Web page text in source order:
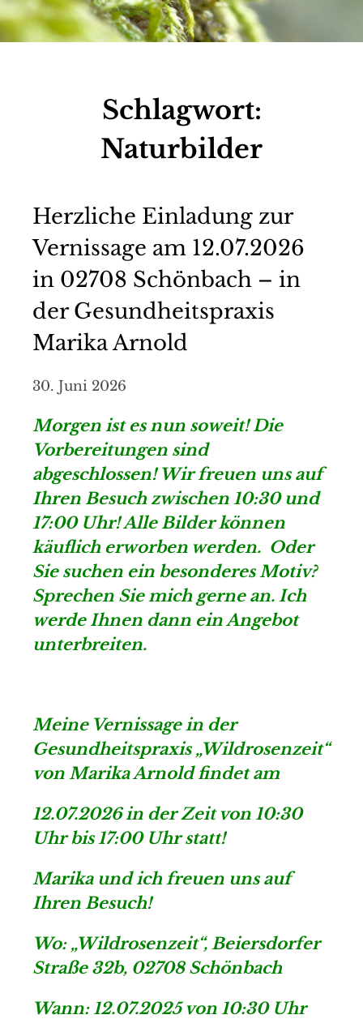
Schlagwort:
Naturbilder
Herzliche Einladung zur
Vernissage am 12.07.2026
in 02708 Schönbach – in
der Gesundheitspraxis
Marika Arnold
30. Juni 2026
Morgen ist es nun soweit! Die
Vorbereitungen sind
abgeschlossen! Wir freuen uns auf
Ihren Besuch zwischen 10:30 und
17:00 Uhr! Alle Bilder können
käuflich erworben werden. Oder
Sie suchen ein besonderes Motiv?
Sprechen Sie mich gerne an. Ich
werde Ihnen dann ein Angebot
unterbreiten.
Meine Vernissage in der
Gesundheitspraxis „Wildrosenzeit“
von Marika Arnold findet am
12.07.2026 in der Zeit von 10:30
Uhr bis 17:00 Uhr statt!
Marika und ich freuen uns auf
Ihren Besuch!
Wo: „Wildrosenzeit“, Beiersdorfer
Straße 32b, 02708 Schönbach
Wann: 12.07.2025 von 10:30 Uhr